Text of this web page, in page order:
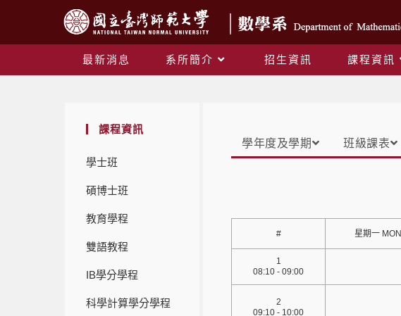
最新消息 系所簡介 招生資訊 課程資訊
課程資訊
學士班
碩博士班
教育學程
雙語教程
IB學分學程
科學計算學分學程
學年度及學期 班級課表
# 星期一 MON
1
08:10 - 09:00
2
09:10 - 10:00